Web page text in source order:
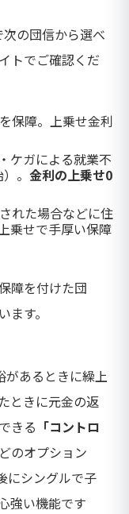
の団信から選べ
トでご確認くだ
保障。上乗せ金利
ケガによる就業不
。 金利の上乗せ0
れた場合などに住
乗せで手厚い保障
障を付けた団
す。
があるときに繰上
ときに元金の返
きる 「コントロ
のオプション
にシングルで子
強い機能です